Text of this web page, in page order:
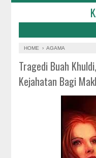
HOME ›AGAMA
Tragedi Buah
Kejahatan Bagi